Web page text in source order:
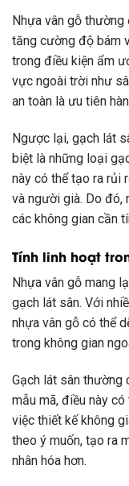
Nhựa vân gỗ
tăng cường độ bám
trong điều kiện ẩm
vực ngoài trời như
an toàn là ưu tiên
Ngược lại, gạch lát
biệt là những loại
này có thể tạo ra rủi
và người già. Do đó,
các không gian cần
Tính linh hoạt
Nhựa vân gỗ mang
gạch lát sân. Với
nhựa vân gỗ có thể
trong không gian
Gạch lát sân thường
mẫu mã, điều này
việc thiết kế không
theo ý muốn, tạo ra
nhân hóa hơn.